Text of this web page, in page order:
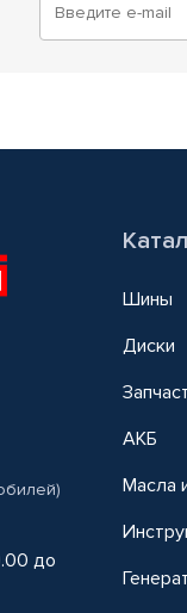
до
Шины
Диски
АКБ
Масла